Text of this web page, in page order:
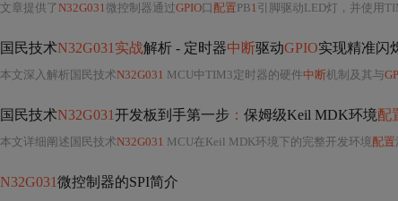
文章提供了N32G031微控制器通过GPIO口配置PB1引脚驱动LED灯，并使用
国民技术N32G031实战解析 - 定时器中断驱动GPIO实现精准闪
本文深入解析国民技术N32G031 MCU中TIM3定时器的硬件中断机制及其与
国民技术N32G031开发板到手第一步 ： 保姆级Keil MDK环境配
本文详细阐述国民技术N32G031 MCU在Keil MDK环境下的完整开发环境配置
N32G031微控制器的SPI简介